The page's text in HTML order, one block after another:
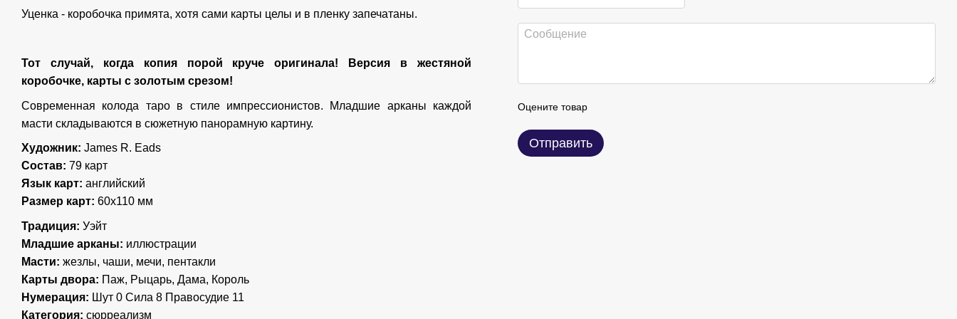
Уценка - коробочка примята, хотя сами карты целы и в пленку запечатаны.
Тот случай, когда копия порой круче оригинала! Версия в жестяной
коробочке, карты с золотым срезом!
Современная колода таро в стиле импрессионистов. Младшие арканы каждой
масти складываются в сюжетную панорамную картину.
Художник: James R. Eads
Состав: 79 карт
Язык карт: английский
Размер карт: 60х110 мм
Традиция: Уэйт
Младшие арканы: иллюстрации
Масти: жезлы, чаши, мечи, пентакли
Карты двора: Паж, Рыцарь, Дама, Король
Нумерация: Шут 0 Сила 8 Правосудие 11
Категория: сюрреализм
Оцените товар
Отправить